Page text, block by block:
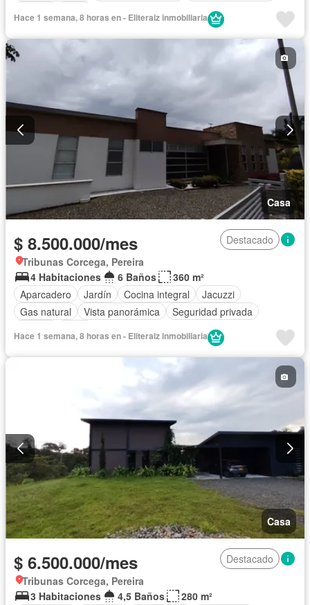
Hace 1 semana, 8 horas en - Eliteraiz inmobiliaria
Casa
$ 8.500.000/mes
Destacado
Tribunas Corcega, Pereira
4 Habitaciones
6 Baños
360 m²
Aparcadero
Jardín Cocina integral
Jacuzzi
Gas natural
Vista panorámica
Seguridad privada
Hace 1 semana, 8 horas en - Eliteraiz inmobiliaria
Casa
$ 6.500.000/mes
Destacado
Tribunas Corcega, Pereira
3 Habitaciones
4,5 Baños
280 m²